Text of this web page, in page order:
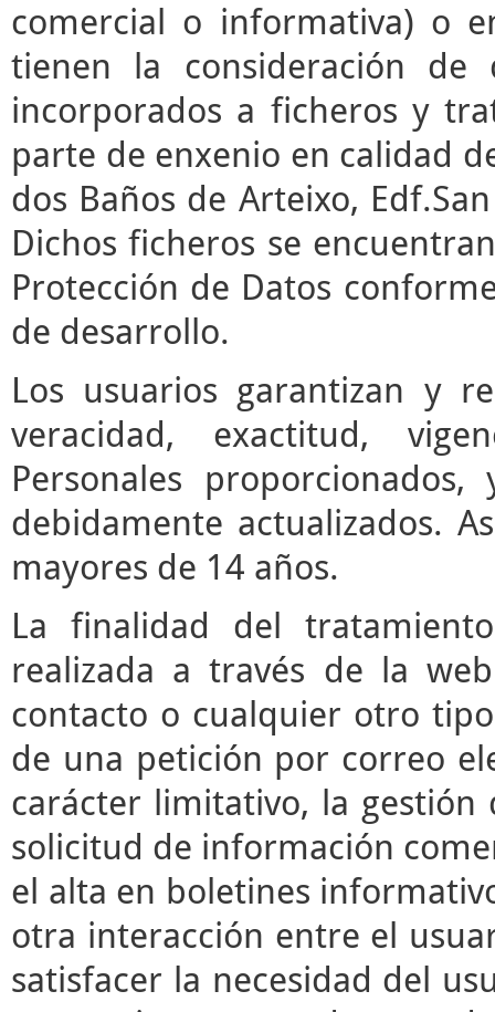
comercial o informativa) o
tienen la consideración de
incorporados a ficheros y
parte de enxenio en calidad
dos Baños de Arteixo,
Dichos ficheros se
Protección de Datos
de desarrollo.
Los usuarios garantizan y
veracidad, exactitud,
Personales
debidamente actualizados.
mayores de 14 años.
La finalidad del
realizada a través de la
contacto o cualquier otro
de una petición por correo
carácter limitativo, la
solicitud de información
el alta en boletines
otra interacción entre el
satisfacer la necesidad del